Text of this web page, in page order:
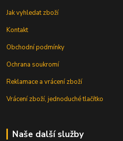
Jak vyhledat zboží
Kontakt
Obchodní podmínky
Ochrana soukromí
Reklamace a vrácení zboží
Vrácení zboží, jednoduché tlačítko
Naše další služby